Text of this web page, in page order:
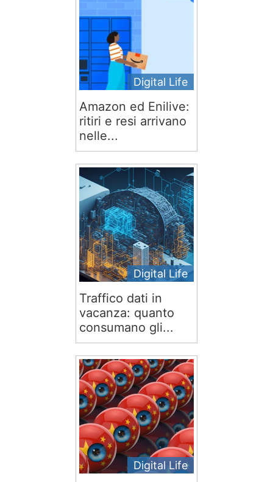
Digital Life
Amazon ed Enilive:
ritiri e resi arrivano
nelle...
Digital Life
Traffico dati in
vacanza: quanto
consumano gli...
Digital Life